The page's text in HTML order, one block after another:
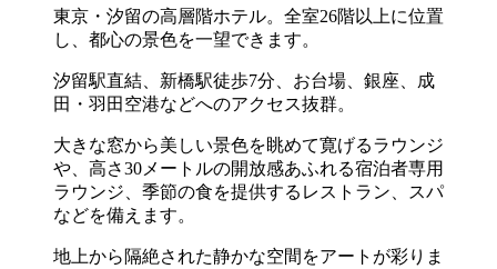
東京・汐留の高層階ホテル。全室26階以上に位置
し、都心の景色を一望できます。
汐留駅直結、新橋駅徒歩7分、お台場、銀座、成
田・羽田空港などへのアクセス抜群。
大きな窓から美しい景色を眺めて寛げるラウンジ
や、高さ30メートルの開放感あふれる宿泊者専用
ラウンジ、季節の食を提供するレストラン、スパ
などを備えます。
地上から隔絶された静かな空間をアートが彩りま